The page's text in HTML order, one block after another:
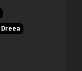
Dreea